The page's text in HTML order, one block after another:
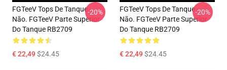
FGTeeV Tops De Tanque -
Não. FGTeeV Parte Superior
Do Tanque RB2709
€ 22,49$24.45
-20%
FGTeeV Tops De Tanque -
Não. FGTeeV Parte Superior
Do Tanque RB2709
€ 22,49$24.45
-20%